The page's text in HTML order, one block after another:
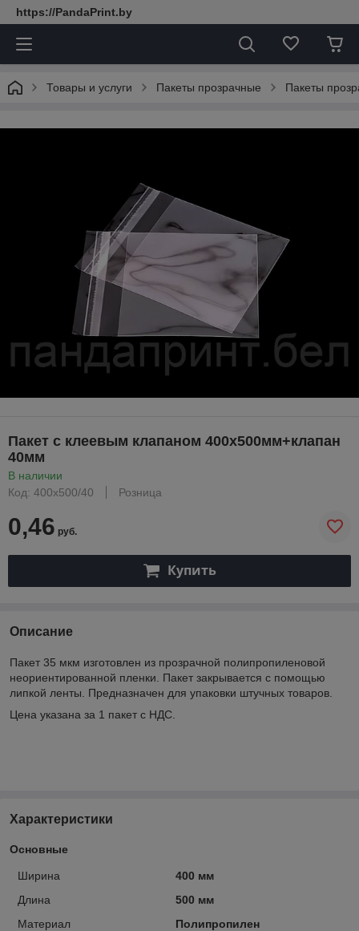
https://PandaPrint.by
Товары и услуги Пакеты прозрачные Пакеты
Пакет с клеевым клапаном 400х500мм+клапан
40мм
В наличии
Код: 400х500/40
Розница
0,46 руб.
Купить
Описание
Пакет 35 мкм изготовлен из прозрачной полипропиленовой
неориентированной пленки. Пакет закрывается с помощью
липкой ленты. Предназначен для упаковки штучных товаров.
Цена указана за 1 пакет с НДС.
Характеристики
Основные
Ширина
400 мм
Длина
500 мм
Материал
Полипропилен